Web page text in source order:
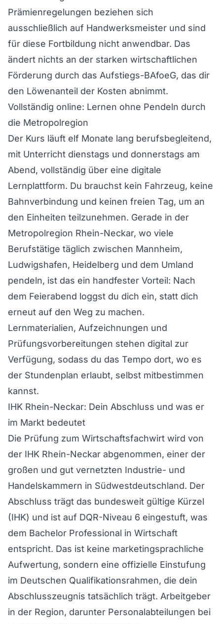
Prämienregelungen beziehen sich
ausschließlich auf Handwerksmeister und sind
für diese Fortbildung nicht anwendbar. Das
ändert nichts an der starken wirtschaftlichen
Förderung durch das Aufstiegs-BAfoeG, das dir
den Löwenanteil der Kosten abnimmt.
Vollständig online: Lernen ohne Pendeln durch
die Metropolregion
Der Kurs läuft elf Monate lang berufsbegleitend,
mit Unterricht dienstags und donnerstags am
Abend, vollständig über eine digitale
Lernplattform. Du brauchst kein Fahrzeug, keine
Bahnverbindung und keinen freien Tag, um an
den Einheiten teilzunehmen. Gerade in der
Metropolregion Rhein-Neckar, wo viele
Berufstätige täglich zwischen Mannheim,
Ludwigshafen, Heidelberg und dem Umland
pendeln, ist das ein handfester Vorteil: Nach
dem Feierabend loggst du dich ein, statt dich
erneut auf den Weg zu machen.
Lernmaterialien, Aufzeichnungen und
Prüfungsvorbereitungen stehen digital zur
Verfügung, sodass du das Tempo dort, wo es
der Stundenplan erlaubt, selbst mitbestimmen
kannst.
IHK Rhein-Neckar: Dein Abschluss und was er
im Markt bedeutet
Die Prüfung zum Wirtschaftsfachwirt wird von
der IHK Rhein-Neckar abgenommen, einer der
großen und gut vernetzten Industrie- und
Handelskammern in Südwestdeutschland. Der
Abschluss trägt das bundesweit gültige Kürzel
(IHK) und ist auf DQR-Niveau 6 eingestuft, was
dem Bachelor Professional in Wirtschaft
entspricht. Das ist keine marketingsprachliche
Aufwertung, sondern eine offizielle Einstufung
im Deutschen Qualifikationsrahmen, die dein
Abschlusszeugnis tatsächlich trägt. Arbeitgeber
in der Region, darunter Personalabteilungen bei